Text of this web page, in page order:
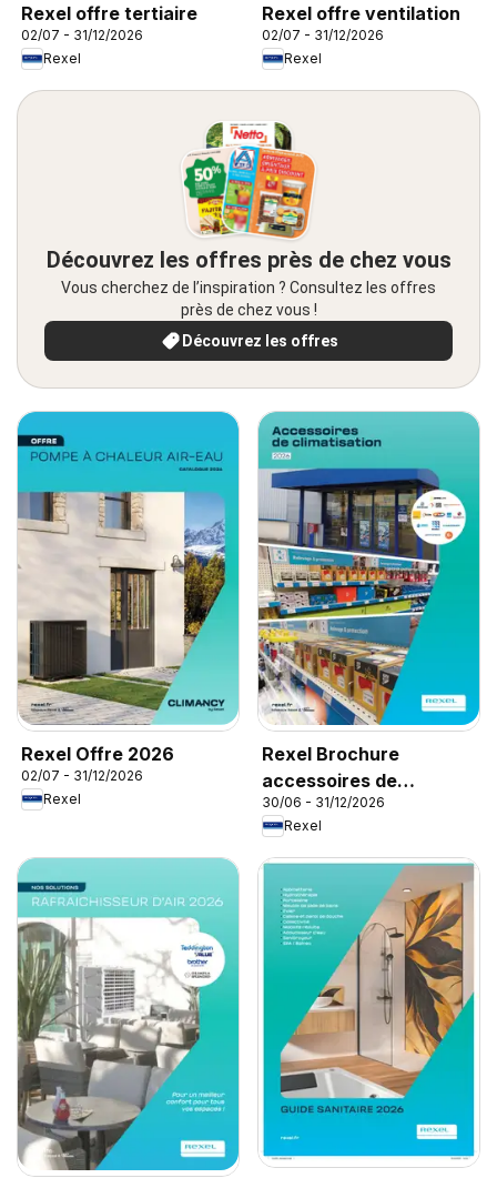
Rexel offre tertiaire
02/07 - 31/12/2026
Rexel
Rexel offre ventilation
02/07 - 31/12/2026
Rexel
Découvrez les offres près de chez vous
Vous cherchez de l’inspiration ? Consultez les offres
près de chez vous !
Découvrez les offres
Rexel Offre 2026
02/07 - 31/12/2026
Rexel
Rexel Brochure
accessoires de
climatisation
30/06 - 31/12/2026
Rexel